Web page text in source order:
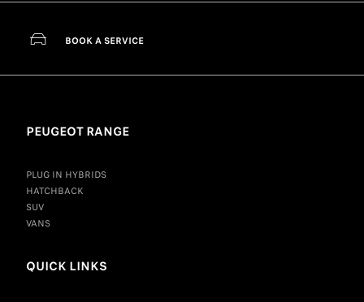
BOOK A SERVICE
PEUGEOT RANGE
PLUG IN HYBRIDS
HATCHBACK
SUV
VANS
QUICK LINKS